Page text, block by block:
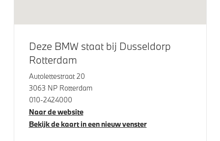
Elektrische voorzieningen
High-beam assistant
Parking Assistant
Buitenspiegels elektrisch inklapbaar
Bandenspanningsweergavesysteem
Deze BMW staat bij Dusseldorp
Rotterdam
Autolettestraat 20
3063 NP Rotterdam
010-2424000
Naar de website
Bekijk de kaart in een nieuw venster